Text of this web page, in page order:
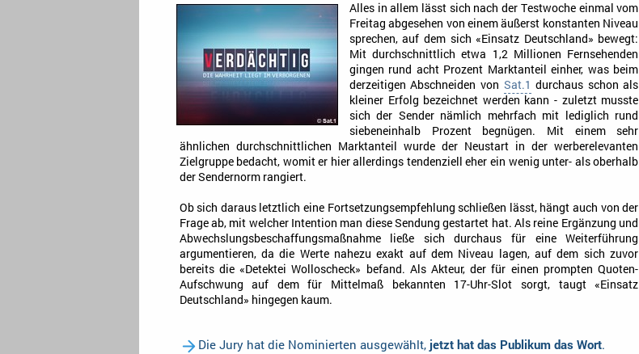
Alles in allem lässt sich nach der Testwoche einmal vom
Freitag abgesehen von einem äußerst konstanten Niveau
sprechen, auf dem sich «Einsatz Deutschland» bewegt:
Mit durchschnittlich etwa 1,2 Millionen Fernsehenden
gingen rund acht Prozent Marktanteil einher, was beim
derzeitigen Abschneiden von Sat.1 durchaus schon als
kleiner Erfolg bezeichnet werden kann - zuletzt musste
sich der Sender nämlich mehrfach mit lediglich rund
siebeneinhalb Prozent begnügen. Mit einem sehr
ähnlichen durchschnittlichen Marktanteil wurde der Neustart in der werberelevanten
Zielgruppe bedacht, womit er hier allerdings tendenziell eher ein wenig unter- als oberhalb
der Sendernorm rangiert.
Ob sich daraus letztlich eine Fortsetzungsempfehlung schließen lässt, hängt auch von der
Frage ab, mit welcher Intention man diese Sendung gestartet hat. Als reine Ergänzung und
Abwechslungsbeschaffungsmaßnahme ließe sich durchaus für eine Weiterführung
argumentieren, da die Werte nahezu exakt auf dem Niveau lagen, auf dem sich zuvor
bereits die «Detektei Wolloscheck» befand. Als Akteur, der für einen prompten Quoten-
Aufschwung auf dem für Mittelmaß bekannten 17-Uhr-Slot sorgt, taugt «Einsatz
Deutschland» hingegen kaum.
Die Jury hat die Nominierten ausgewählt, jetzt hat das Publikum das Wort.